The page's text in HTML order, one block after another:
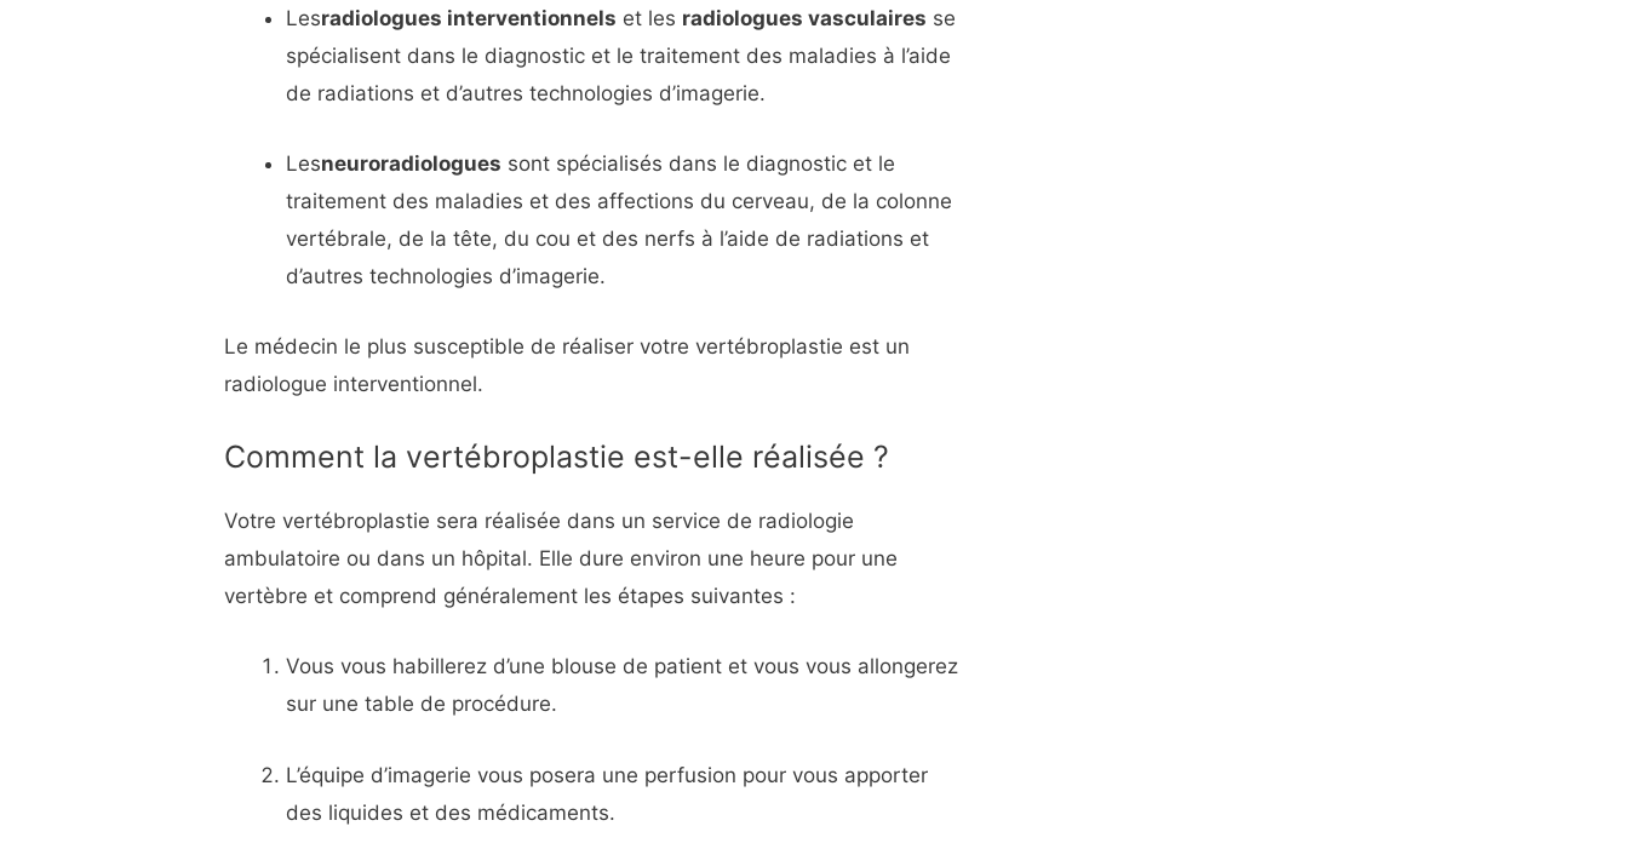
Lesradiologues interventionnels et les radiologues vasculaires se
spécialisent dans le diagnostic et le traitement des maladies à l’aide
de radiations et d’autres technologies d’imagerie.
Lesneuroradiologues sont spécialisés dans le diagnostic et le
traitement des maladies et des affections du cerveau, de la colonne
vertébrale, de la tête, du cou et des nerfs à l’aide de radiations et
d’autres technologies d’imagerie.
Le médecin le plus susceptible de réaliser votre vertébroplastie est un
radiologue interventionnel.
Comment la vertébroplastie est-elle réalisée ?
Votre vertébroplastie sera réalisée dans un service de radiologie
ambulatoire ou dans un hôpital. Elle dure environ une heure pour une
vertèbre et comprend généralement les étapes suivantes :
Vous vous habillerez d’une blouse de patient et vous vous allongerez
sur une table de procédure.
L’équipe d’imagerie vous posera une perfusion pour vous apporter
des liquides et des médicaments.